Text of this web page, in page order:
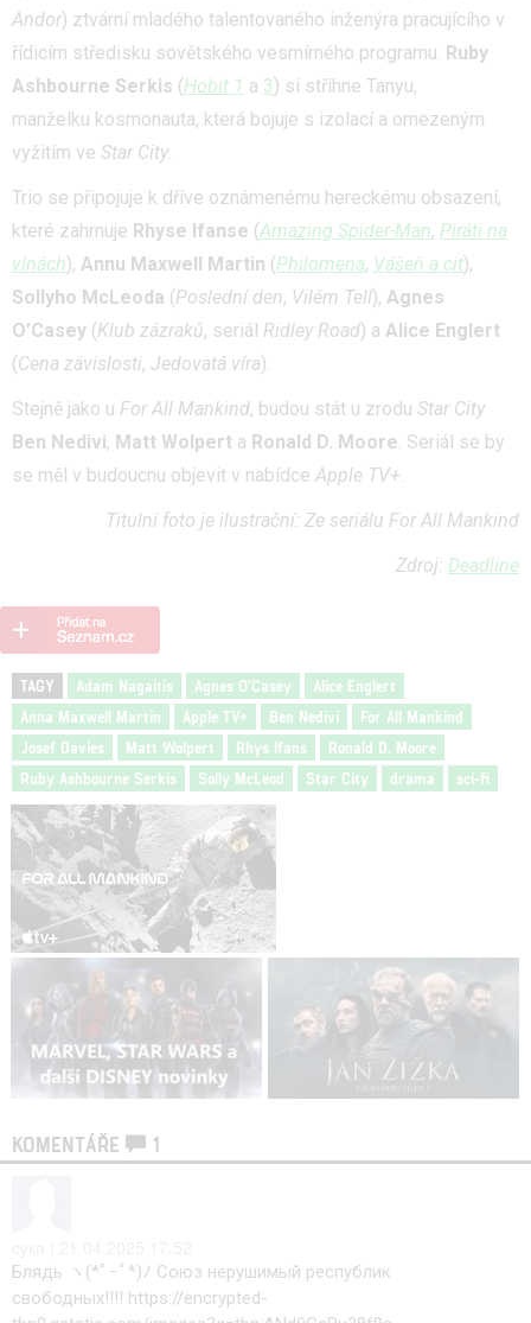
Andor) ztvární mladého talentovaného inženýra pracujícího v
řídicím středisku sovětského vesmírného programu. Ruby
Ashbourne Serkis (Hobit 1 a 3) si střihne Tanyu,
manželku kosmonauta, která bojuje s izolací a omezeným
vyžitím ve Star City.
Trio se připojuje k dříve oznámenému hereckému obsazení,
které zahrnuje Rhyse Ifanse (Amazing Spider-Man, Piráti na
vlnách), Annu Maxwell Martin (Philomena, Vášeň a cit),
Sollyho McLeoda (Poslední den, Vilém Tell), Agnes
O’Casey (Klub zázraků, seriál Ridley Road) a Alice Englert
(Cena závislosti, Jedovatá víra).
Stejně jako u For All Mankind, budou stát u zrodu Star City
Ben Nedivi, Matt Wolpert a Ronald D. Moore. Seriál se by
se měl v budoucnu objevit v nabídce Apple TV+.
Titulní foto je ilustrační: Ze seriálu For All Mankind
Zdroj: Deadline
TAGY Adam Nagaitis Agnes O’Casey
Alice Englert
Anna Maxwell Martin
Apple TV+ Ben Nedivi
For All Mankind
Josef Davies
Matt Wolpert Rhys Ifans
Ronald D. Moore
Ruby Ashbourne Serkis
Solly McLeod Star City drama sci-fi
KOMENTÁŘE 1
Блядь ヽ⁠(⁠*ﾟ⁠ｰﾟ⁠*⁠)⁠ﾉ Союз нерушимый республик
свободных!!!! https://encrypted-